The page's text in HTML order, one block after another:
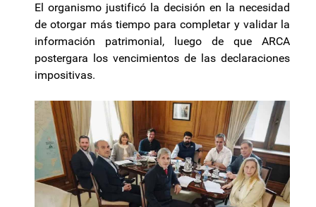
El organismo justificó la decisión en la necesidad
de otorgar más tiempo para completar y validar la
información patrimonial, luego de que ARCA
postergara los vencimientos de las declaraciones
impositivas.